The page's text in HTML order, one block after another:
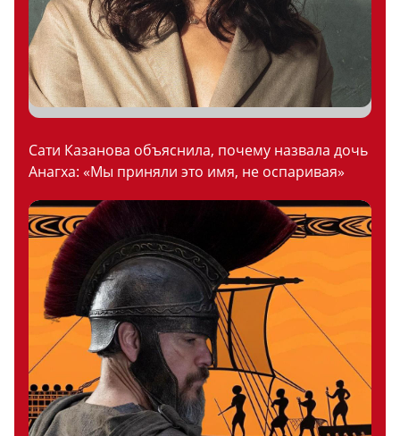
Сати Казанова объяснила, почему назвала дочь
Анагха: «Мы приняли это имя, не оспаривая»